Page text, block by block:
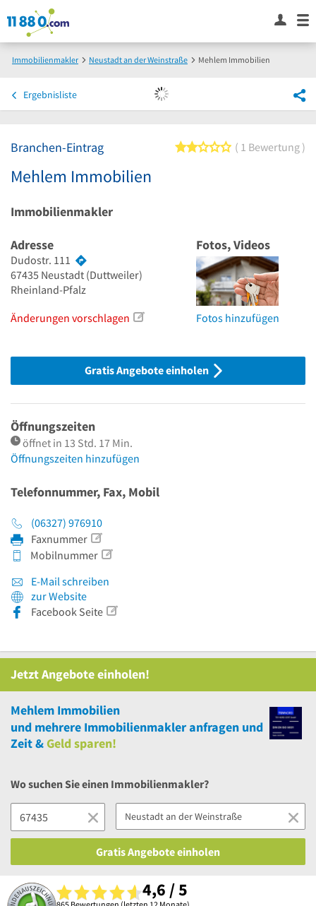
Immobilienmakler Neustadt an der Weinstraße Mehlem Immobilien
Ergebnisliste
Branchen-Eintrag 2 von 5 Sternen
1 Bewertung
Mehlem Immobilien
Immobilienmakler
Adresse
Dudostr. 111
67435 Neustadt (Duttweiler)
Rheinland-Pfalz
Änderungen vorschlagen
Fotos, Videos
Fotos hinzufügen
Gratis Angebote einholen
Öffnungszeiten
öffnet in 13 Std. 17 Min.
Öffnungszeiten hinzufügen
Telefonnummer, Fax, Mobil
(06327) 976910
Faxnummer
Mobilnummer
E-Mail schreiben
zur Website
Facebook Seite
Jetzt Angebote einholen!
Mehlem Immobilien
und mehrere Immobilienmakler anfragen und
Zeit &Geld sparen!
Wo suchen Sie einen Immobilienmakler?
Gratis Angebote einholen
4,6 / 5